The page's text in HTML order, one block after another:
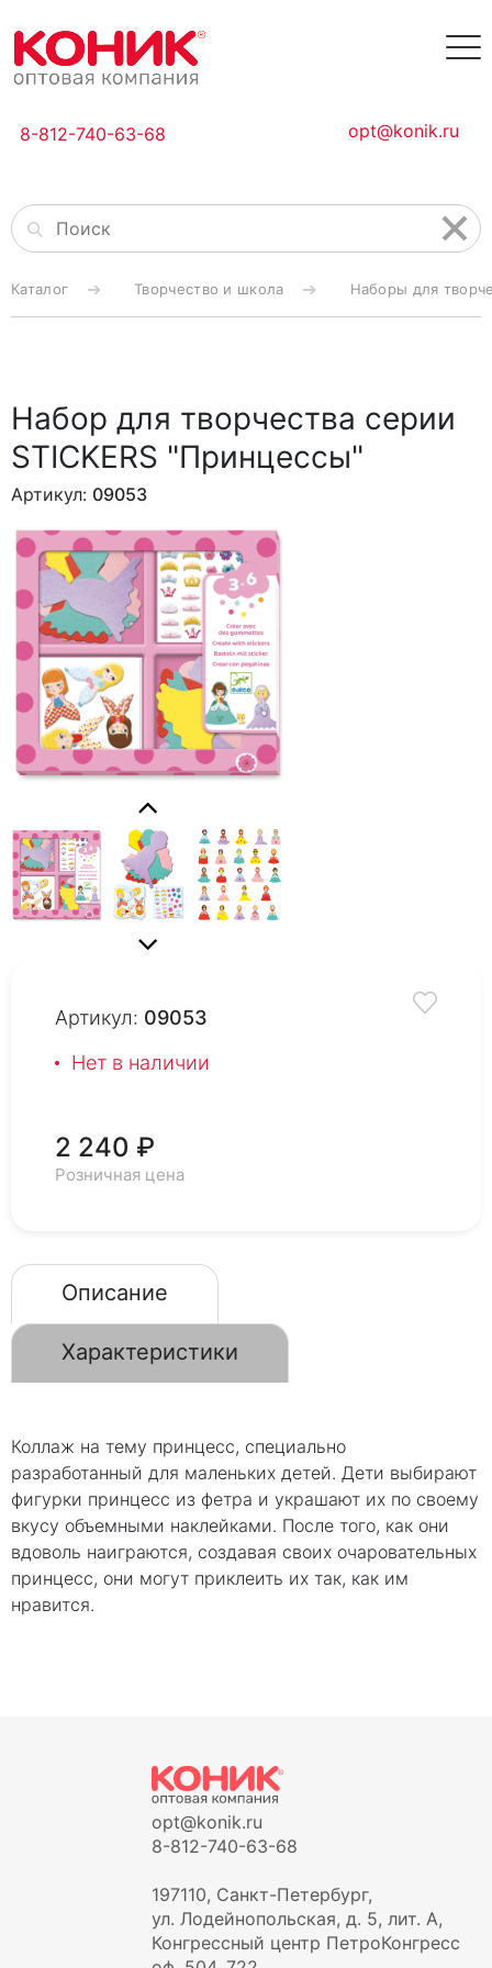
8-812-740-63-68 opt@konik.ru
Каталог Творчество и школа Наборы для
Набор для творчества серии
STICKERS "Принцессы"
Артикул: 09053
Артикул: 09053
Нет в наличии
2 240 ₽
Розничная цена
Описание
Характеристики
Коллаж на тему принцесс, специально
разработанный для маленьких детей. Дети выбирают
фигурки принцесс из фетра и украшают их по своему
вкусу объемными наклейками. После того, как они
вдоволь наиграются, создавая своих очаровательных
принцесс, они могут приклеить их так, как им
нравится.
opt@konik.ru
8-812-740-63-68
197110, Санкт-Петербург,
ул. Лодейнопольская, д. 5, лит. А,
Конгрессный центр ПетроКонгресс